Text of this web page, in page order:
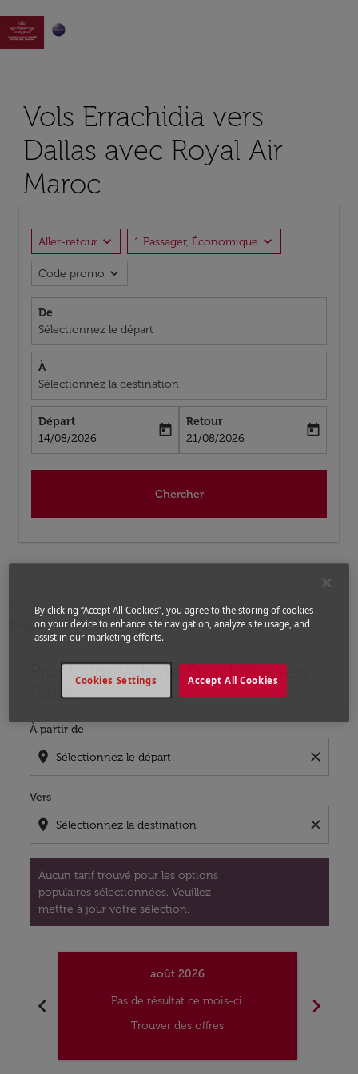

Vols Errachidia vers
Dallas avec Royal Air
Maroc
Aller-retour expand_more 1 Passager, Économique expand_more
Code promo expand_more
De
Sélectionnez le départ
À
Sélectionnez la destination
Départ
fc-booking-departure-date-aria-label
14/08/2026
today
Retour
fc-booking-return-date-aria-label
21/08/2026
today
Chercher
Accueil Vols Vols pour États-Unis
Vols de
Errachidia a Dallas
Prochains Vols de Errachidia vers
Dallas
À partir de
location_on close
Vers
location_on close
Aucun tarif trouvé pour les options
populaires sélectionnées. Veuillez
mettre à jour votre sélection.
Aucun tarif trouvé pour les options populaires
chevron_left
août 2026
Pas de résultat ce mois-ci.
Trouver des offres
chevron_right
By clicking “Accept All Cookies”, you agree to the storing of cookies
on your device to enhance site navigation, analyze site usage, and
assist in our marketing efforts.
Accept All Cookies
Cookies Settings